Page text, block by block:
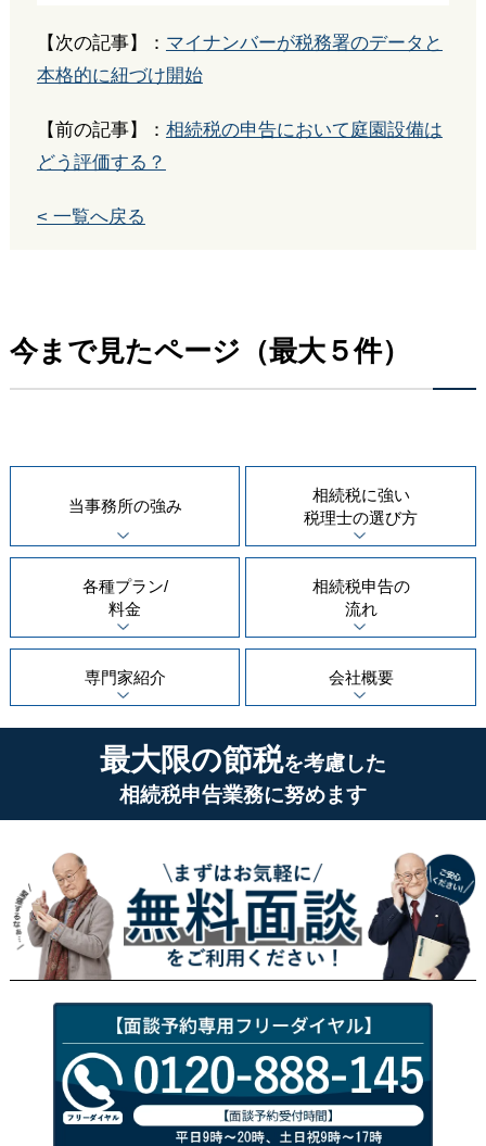
【次の記事】： マイナンバーが税務署のデータと
本格的に紐づけ開始
【前の記事】： 相続税の申告において庭園設備は
どう評価する？
< 一覧へ戻る
今まで見たページ（最大５件）
当事務所の強み
相続税に強い
税理士の選び方
各種プラン/
料金
相続税申告の
流れ
専門家紹介 会社概要
最大限の節税を考慮した
相続税申告業務に努めます